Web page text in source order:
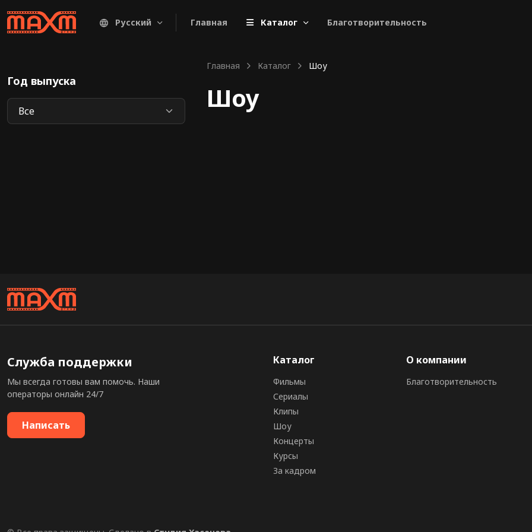
Русский Главная Каталог Благотворительность
Год выпуска
Главная Каталог Шоу
Шоу
Служба поддержки
Мы всегда готовы вам помочь. Наши
операторы онлайн 24/7
Написать
Каталог
Фильмы
Сериалы
Клипы
Шоу
Концерты
Курсы
За кадром
О компании
Благотворительность